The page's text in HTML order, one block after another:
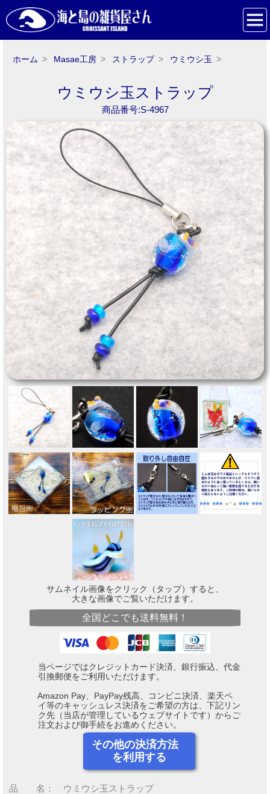
ホーム Masae工房 ストラップ ウミウシ玉
ウミウシ玉ストラップ
商品番号:S-4967
サムネイル画像をクリック（タップ）すると、
大きな画像でご覧いただけます。
全国どこでも送料無料！
当ページではクレジットカード決済、銀行振込、代金
引換郵便をご利用いただけます。
Amazon Pay、PayPay残高、コンビニ決済、楽天ペ
イ等のキャッシュレス決済をご希望の方は、下記リン
ク先（当店が管理しているウェブサイトです）からご
注文および御手続をお進めください。
その他の決済方法
を利用する
品 名： ウミウシ玉ストラップ